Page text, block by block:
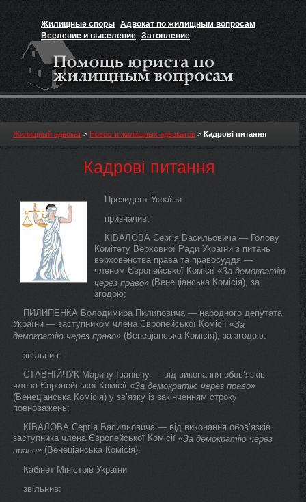
Жилищные споры Адвокат по жилищным вопросам
Вселение и выселение Затопление
Признание прав на жильё
Жилищный адвокат > Новости жилищных адвокатов > Кадрові питання
Кадрові питання
Президент України
призначив:
КІВАЛОВА Сергія Васильовича — Голову
Комітету Верховної Ради України з питань
верховенства права та правосуддя —
членом Європейської Комісії «За демократію
через право» (Венеціанська Комісія), за
згодою;
ПИЛИПЕНКА Володимира Пилиповича — народного депутата
України — заступником члена Європейської Комісії «За
демократію через право» (Венеціанська Комісія), за згодою.
звільнив:
СТАВНІЙЧУК Марину Іванівну — від виконання обов’язків
члена Європейської Комісії «За демократію через право»
(Венеціанська Комісія) у зв’язку із закінченням строку
повноважень;
КІВАЛОВА Сергія Васильовича — від виконання обов’язків
заступника члена Європейської Комісії «За демократію через
право» (Венеціанська Комісія).
Кабінет Міністрів України
звільнив: